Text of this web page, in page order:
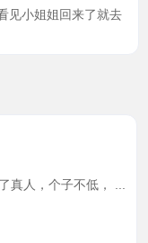
见小姐姐回来了就去
真人，个子不低， ...